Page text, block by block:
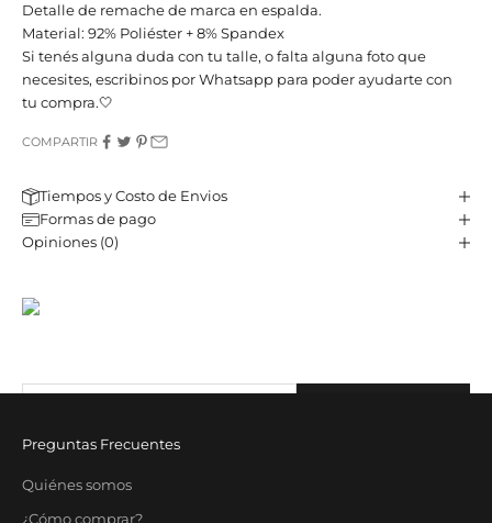
Detalle de remache de marca en espalda.
Material: 92% Poliéster + 8% Spandex
Si tenés alguna duda con tu talle, o falta alguna foto que
necesites, escribinos por Whatsapp para poder ayudarte con
tu compra.🤍
COMPARTIR
Tiempos y Costo de Envios
Formas de pago
Opiniones (0)
Sé parte de nuestro email-club y recibí contenido y beneficios
Correo electrónico
Preguntas Frecuentes
Quiénes somos
¿Cómo comprar?